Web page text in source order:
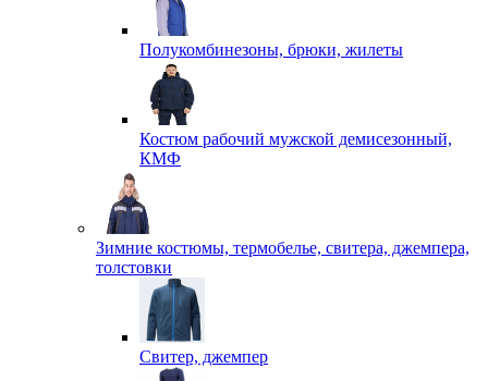
Полукомбинезоны, брюки, жилеты
Костюм рабочий мужской демисезонный,
КМФ
Зимние костюмы, термобелье, свитера, джемпера,
толстовки
Свитер, джемпер